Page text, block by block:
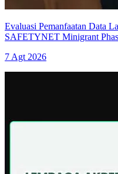
Evaluasi Pemanfaatan Data
SAFETYNET Minigrant
7 Agt 2026